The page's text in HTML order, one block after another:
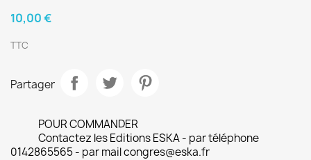
10,00 €
TTC
Partager
POUR COMMANDER
Contactez les Editions ESKA - par téléphone
0142865565 - par mail congres@eska.fr